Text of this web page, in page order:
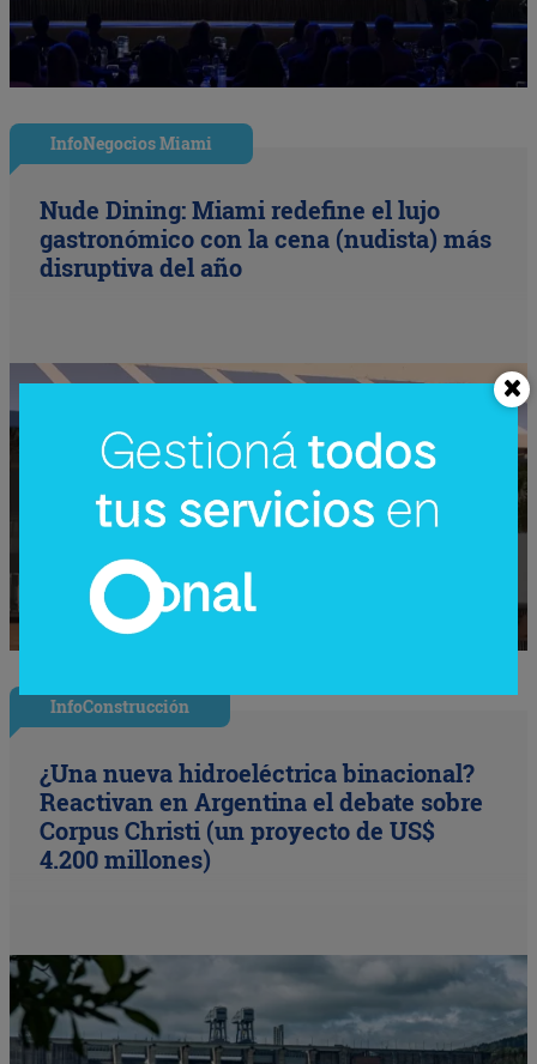
InfoNegocios Miami
Nude Dining: Miami redefine el lujo
gastronómico con la cena (nudista) más
disruptiva del año
InfoConstrucción
¿Una nueva hidroeléctrica binacional?
Reactivan en Argentina el debate sobre
Corpus Christi (un proyecto de US$
4.200 millones)